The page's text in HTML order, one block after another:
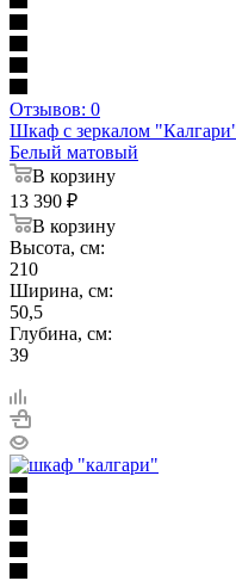
Отзывов: 0
Шкаф с зеркалом
Белый матовый
В корзину
13 390 ₽
В корзину
Высота, см:
210
Ширина, см:
50,5
Глубина, см:
39